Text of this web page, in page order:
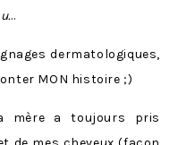
..
dermatologiques,
MON histoire ;)
mère a toujours pris